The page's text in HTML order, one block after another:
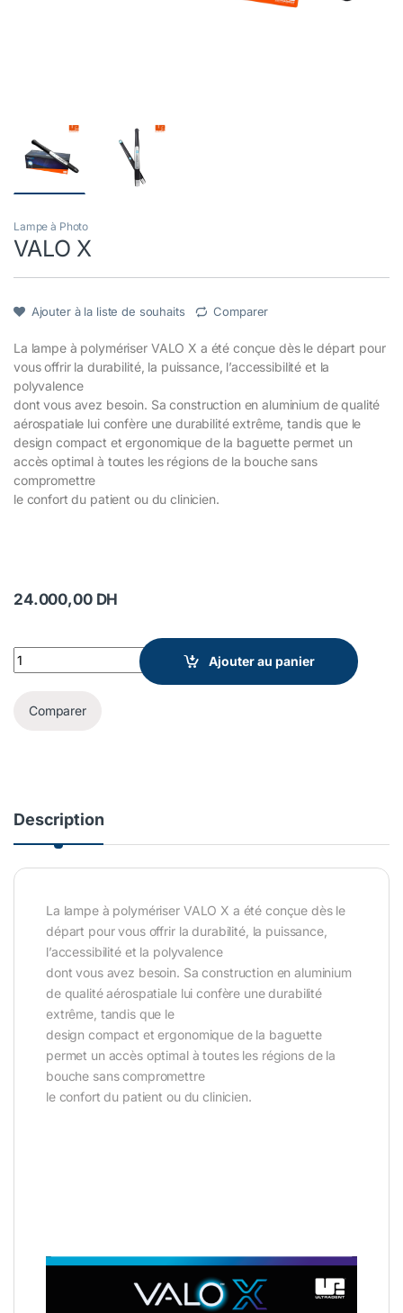
Lampe à Photo
VALO X
Ajouter à la liste de souhaits Comparer
La lampe à polymériser VALO X a été conçue dès le départ pour
vous offrir la durabilité, la puissance, l’accessibilité et la
polyvalence
dont vous avez besoin. Sa construction en aluminium de qualité
aérospatiale lui confère une durabilité extrême, tandis que le
design compact et ergonomique de la baguette permet un
accès optimal à toutes les régions de la bouche sans
compromettre
le confort du patient ou du clinicien.
24.000,00 DH
VALO X quantity
Ajouter au panier
Comparer
Description
La lampe à polymériser VALO X a été conçue dès le
départ pour vous offrir la durabilité, la puissance,
l’accessibilité et la polyvalence
dont vous avez besoin. Sa construction en aluminium
de qualité aérospatiale lui confère une durabilité
extrême, tandis que le
design compact et ergonomique de la baguette
permet un accès optimal à toutes les régions de la
bouche sans compromettre
le confort du patient ou du clinicien.